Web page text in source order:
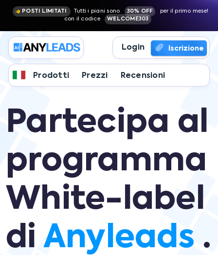
POSTI LIMITATI Tutti i piani sono 30% OFF
per il primo mese!
con il codice
WELCOME303
Login Iscrizione
Prodotti Prezzi Recensioni
Partecipa al
programma
White-label
di Anyleads .